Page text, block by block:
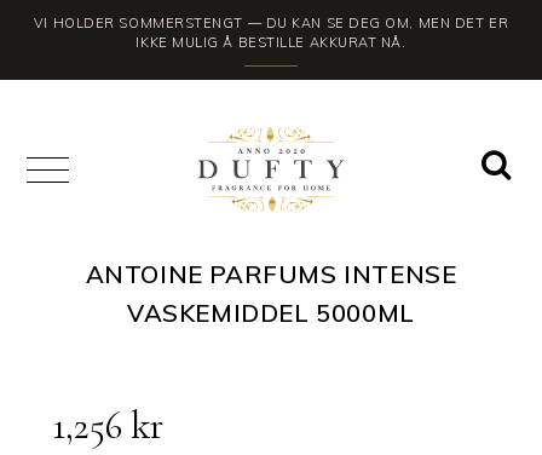
VI HOLDER SOMMERSTENGT — DU KAN SE DEG OM, MEN DET ER
IKKE MULIG Å BESTILLE AKKURAT NÅ.
ANTOINE PARFUMS INTENSE
VASKEMIDDEL 5000ML
1,256kr